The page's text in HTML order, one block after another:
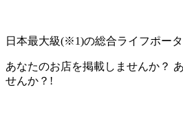
日本最大級(※1)の総合ライフポー
あなたのお店を掲載しませんか？
せんか？!